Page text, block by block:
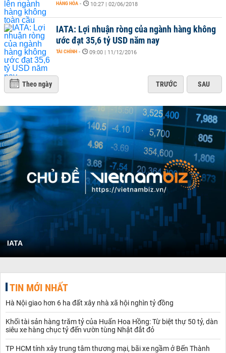
HÀNG HÓA - 10:27 | 02/06/2018
IATA: Lợi nhuận ròng của ngành hàng không
ước đạt 35,6 tỷ USD năm nay
TÀI CHÍNH - 09:00 | 11/12/2016
Theo ngày TRƯỚC SAU
IATA
TIN MỚI NHẤT
Hà Nội giao hơn 6 ha đất xây nhà xã hội nghìn tỷ đồng
Khối tài sản hàng trăm tỷ của Huấn Hoa Hồng: Từ biệt thự 50 tỷ, dàn
siêu xe hàng chục tỷ đến vườn tùng Nhật đắt đỏ
TP HCM tính xây trung tâm thương mại, bãi xe ngầm ở Bến Thành